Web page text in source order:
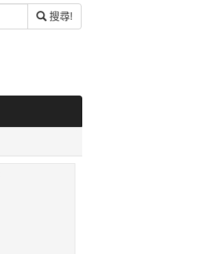
搜尋!